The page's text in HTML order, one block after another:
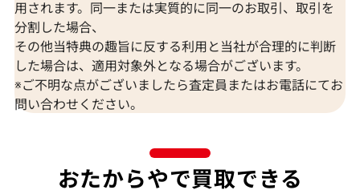
309,000円
2026年7月10日時点
297,000円
用されます。同一または実質的に同一のお取引、取引を
分割した場合、
その他当特典の趣旨に反する利用と当社が合理的に判断
した場合は、適用対象外となる場合がございます。
※ご不明な点がございましたら査定員またはお電話にてお
問い合わせください。
おたからやで買取できる